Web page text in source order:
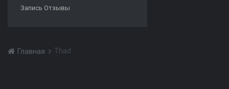
Запись Отзывы
Главная Thad